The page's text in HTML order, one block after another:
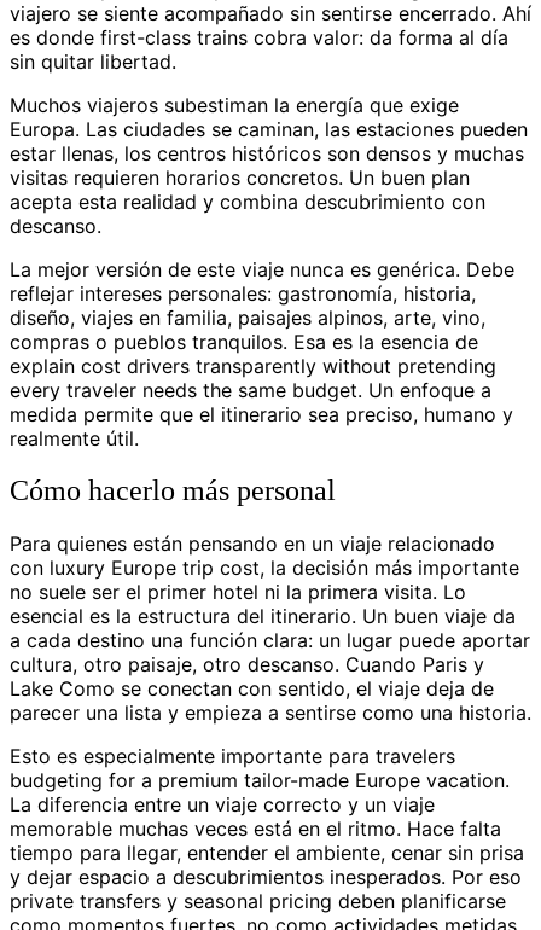
viajero se siente acompañado sin sentirse encerrado. Ahí
es donde first-class trains cobra valor: da forma al día
sin quitar libertad.
Muchos viajeros subestiman la energía que exige
Europa. Las ciudades se caminan, las estaciones pueden
estar llenas, los centros históricos son densos y muchas
visitas requieren horarios concretos. Un buen plan
acepta esta realidad y combina descubrimiento con
descanso.
La mejor versión de este viaje nunca es genérica. Debe
reflejar intereses personales: gastronomía, historia,
diseño, viajes en familia, paisajes alpinos, arte, vino,
compras o pueblos tranquilos. Esa es la esencia de
explain cost drivers transparently without pretending
every traveler needs the same budget. Un enfoque a
medida permite que el itinerario sea preciso, humano y
realmente útil.
Cómo hacerlo más personal
Para quienes están pensando en un viaje relacionado
con luxury Europe trip cost, la decisión más importante
no suele ser el primer hotel ni la primera visita. Lo
esencial es la estructura del itinerario. Un buen viaje da
a cada destino una función clara: un lugar puede aportar
cultura, otro paisaje, otro descanso. Cuando Paris y
Lake Como se conectan con sentido, el viaje deja de
parecer una lista y empieza a sentirse como una historia.
Esto es especialmente importante para travelers
budgeting for a premium tailor-made Europe vacation.
La diferencia entre un viaje correcto y un viaje
memorable muchas veces está en el ritmo. Hace falta
tiempo para llegar, entender el ambiente, cenar sin prisa
y dejar espacio a descubrimientos inesperados. Por eso
private transfers y seasonal pricing deben planificarse
como momentos fuertes, no como actividades metidas